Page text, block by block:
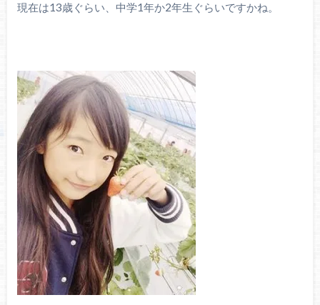
現在は13歳ぐらい、中学1年か2年生ぐらいですかね。